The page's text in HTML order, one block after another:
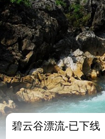
碧云谷漂流-已下线
